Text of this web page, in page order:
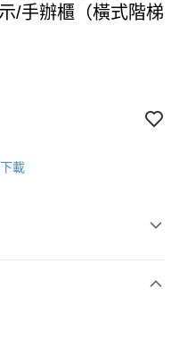
/手辦櫃（橫式階梯
載